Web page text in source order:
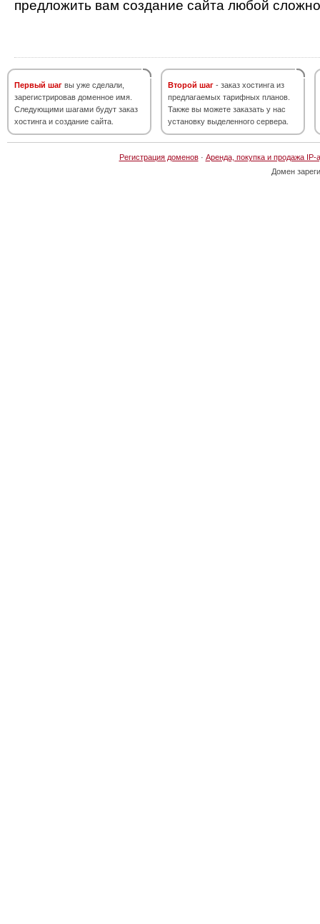
предложить вам создание сайта любой
Первый шаг вы уже сделали,
зарегистрировав доменное имя.
Следующими шагами будут заказ
хостинга и создание сайта.
Второй шаг - заказ хостинга из
предлагаемых тарифных планов.
Также вы можете заказать у нас
установку выделенного сервера.
Регистрация доменов· Аренда, покупка и продажа IP-
Домен